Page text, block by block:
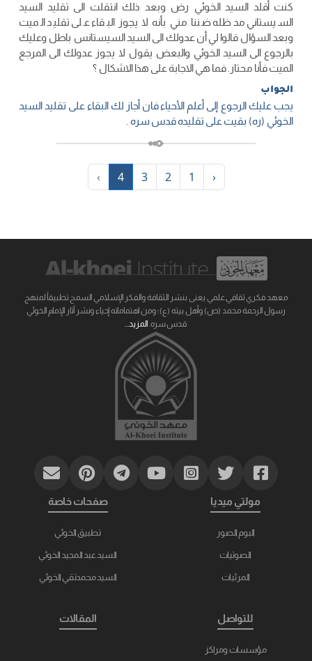
كنت أقلد السيد الخوئي رض وبعد ذلك انتقلت الى تقليد السيد
السيستاني مد ظله ضننا مني بأنه لا يجوز البقاء على تقليد الميت
وبعد السؤال قالوا لي أن عدولك الى السيد السيستانس باطل وعليك
بالرجوع الى السيد الخوئي والبعض يقول لا يجوز عدولك الى المرجع
الميت فأنا محتار. فما هي الاجابة على هذا الاشكال ؟
الجواب
يجب عليك الرجوع إلى أعلم الأحياء فان أجاز لك البقاء على تقليد السيد
الخوئي (ره) بقيت على تقليده قدس سره .
‹
1
2
3
4
›
معهد فكري ثقافي علمي يعنى بنشر الثقافة والفكر الإسلامي السمح تطبيقاً لمنهج
رسول الرحمة محمد (ص) وأهل بيته (ع)؛ ومن اهتماماته إحياء ونشر آثار الإمام الخوئي
قدس سره. المزيد...
مولتي ميديا
البوم الصور
الصوتيات
المرئيات
صفحات خاصة
تطبيق الخوئي
السيد عبد المجيد الخوئي
السيد محمدتقي الخوئي
للتواصل
مؤسسات ومراكز
المقالات